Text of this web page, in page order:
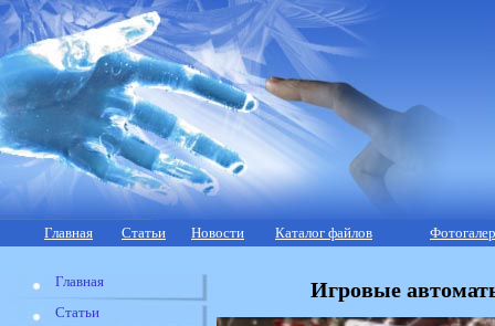
Главная Статьи Новости Каталог файлов
Главная
Статьи
Игровые